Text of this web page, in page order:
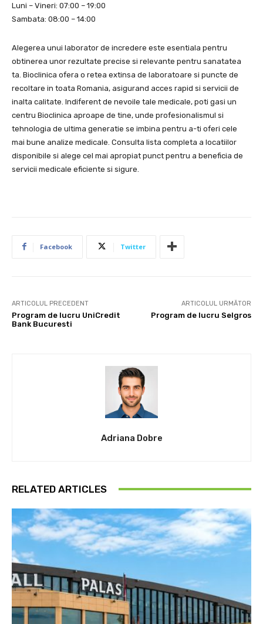
Luni – Vineri: 07:00 – 19:00
Sambata: 08:00 – 14:00
Alegerea unui laborator de incredere este esentiala pentru
obtinerea unor rezultate precise si relevante pentru sanatatea
ta. Bioclinica ofera o retea extinsa de laboratoare si puncte de
recoltare in toata Romania, asigurand acces rapid si servicii de
inalta calitate. Indiferent de nevoile tale medicale, poti gasi un
centru Bioclinica aproape de tine, unde profesionalismul si
tehnologia de ultima generatie se imbina pentru a-ti oferi cele
mai bune analize medicale. Consulta lista completa a locatiilor
disponibile si alege cel mai apropiat punct pentru a beneficia de
servicii medicale eficiente si sigure.
Facebook Twitter
ARTICOLUL PRECEDENT
Program de lucru UniCredit
Bank Bucuresti
ARTICOLUL URMĂTOR
Program de lucru Selgros
Adriana Dobre
RELATED ARTICLES